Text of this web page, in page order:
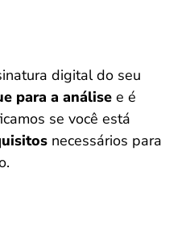
digital do seu
para a análise e é
se você está
necessários para